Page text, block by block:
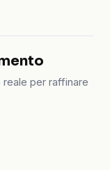
per raffinare